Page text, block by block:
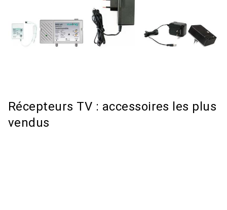
Récepteurs TV : accessoires les plus
vendus